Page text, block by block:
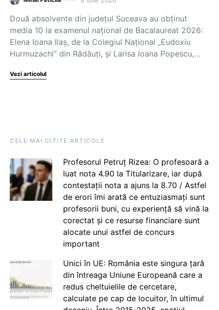
Două absolvente din județul Suceava au obținut
media 10 la examenul național de Bacalaureat 2026:
Elena Ioana Ilaș, de la Colegiul Național „Eudoxiu
Hurmuzachi” din Rădăuți, și Larisa Ioana Popescu,…
Vezi articolul
CELE MAI CITITE ARTICOLE
Profesorul Petruț Rizea: O profesoară a
luat nota 4.90 la Titularizare, iar după
contestații nota a ajuns la 8.70 / Astfel
de erori îmi arată ce entuziasmați sunt
profesorii buni, cu experiență să vină la
corectat și ce resurse financiare sunt
alocate unui astfel de concurs
important
Unici în UE: România este singura țară
din întreaga Uniune Europeană care a
redus cheltuielile de cercetare,
calculate pe cap de locuitor, în ultimul